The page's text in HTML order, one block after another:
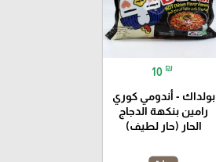
10 ₪
بولداك - أندومي كوري
رامين بنكهة الدجاج
الحار (حار لطيف)